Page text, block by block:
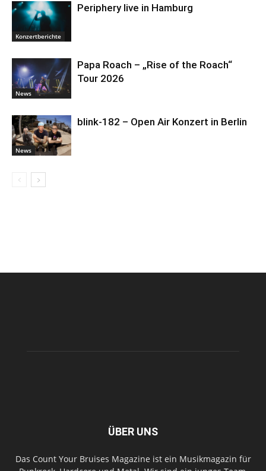
Konzertberichte
Periphery live in Hamburg
News
Papa Roach – „Rise of the Roach“
Tour 2026
News
blink-182 – Open Air Konzert in Berlin
ÜBER UNS
Das Count Your Bruises Magazine ist ein Musikmagazin für